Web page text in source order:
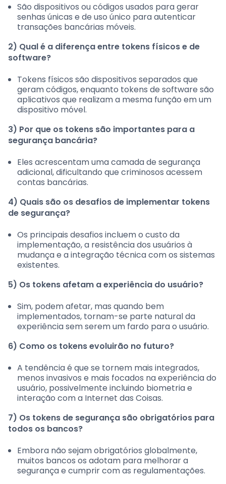
São dispositivos ou códigos usados para gerar
senhas únicas e de uso único para autenticar
transações bancárias móveis.
2) Qual é a diferença entre tokens físicos e de
software?
Tokens físicos são dispositivos separados que
geram códigos, enquanto tokens de software são
aplicativos que realizam a mesma função em um
dispositivo móvel.
3) Por que os tokens são importantes para a
segurança bancária?
Eles acrescentam uma camada de segurança
adicional, dificultando que criminosos acessem
contas bancárias.
4) Quais são os desafios de implementar tokens
de segurança?
Os principais desafios incluem o custo da
implementação, a resistência dos usuários à
mudança e a integração técnica com os sistemas
existentes.
5) Os tokens afetam a experiência do usuário?
Sim, podem afetar, mas quando bem
implementados, tornam-se parte natural da
experiência sem serem um fardo para o usuário.
6) Como os tokens evoluirão no futuro?
A tendência é que se tornem mais integrados,
menos invasivos e mais focados na experiência do
usuário, possivelmente incluindo biometria e
interação com a Internet das Coisas.
7) Os tokens de segurança são obrigatórios para
todos os bancos?
Embora não sejam obrigatórios globalmente,
muitos bancos os adotam para melhorar a
segurança e cumprir com as regulamentações.